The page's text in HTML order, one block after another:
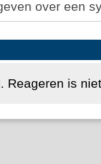
over een
. Reageren is